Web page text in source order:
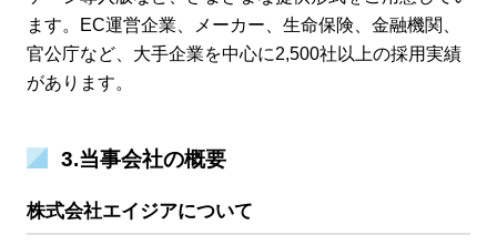
ます。EC運営企業、メーカー、生命保険、金融機関、
官公庁など、大手企業を中心に2,500社以上の採用実績
があります。
3.当事会社の概要
株式会社エイジアについて